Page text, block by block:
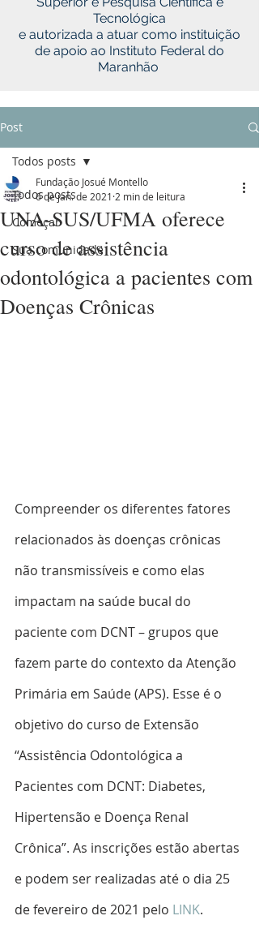
Tecnológica
e autorizada a atuar como instituição
de apoio ao Instituto Federal do
Maranhão
Post
Todos posts
Começar
Sua comunidade
Todos posts
UNA-SUS/UFMA oferece
curso de assistência
odontológica a pacientes com
Doenças Crônicas
Fundação Josué Montello
6 de jan. de 2021 2 min de leitura
Compreender os diferentes fatores
relacionados às doenças crônicas
não transmissíveis e como elas
impactam na saúde bucal do
paciente com DCNT – grupos que
fazem parte do contexto da Atenção
Primária em Saúde (APS). Esse é o
objetivo do curso de Extensão
“Assistência Odontológica a
Pacientes com DCNT: Diabetes,
Hipertensão e Doença Renal
Crônica”. As inscrições estão abertas
e podem ser realizadas até o dia 25
de fevereiro de 2021 pelo LINK.